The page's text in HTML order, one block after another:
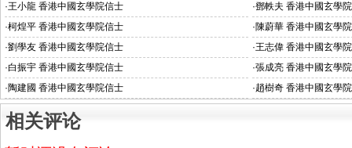
·王小龍 香港中國玄學院信士 ·鄧軼夫 香港中國玄學
·柯煌平 香港中國玄學院信士 ·陳蔚華 香港中國玄學
·劉學友 香港中國玄學院信士 ·王志偉 香港中國玄學
·白振宇 香港中國玄學院信士 ·張成亮 香港中國玄學
·陶建國 香港中國玄學院信士 ·趙樹奇 香港中國玄學
相关评论